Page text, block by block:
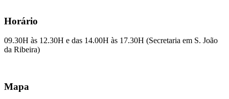
Horário
09.30H às 12.30H e das 14.00H às 17.30H (Secretaria em S. João
da Ribeira)
Mapa